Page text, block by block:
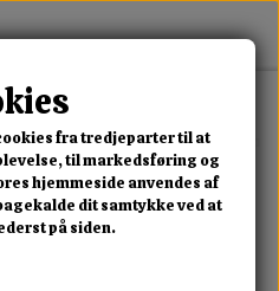
Sadistic Rope Spanked Into
fra tredjeparter til at
til markedsføring og
hjemmeside anvendes af
dit samtykke ved at
på siden.